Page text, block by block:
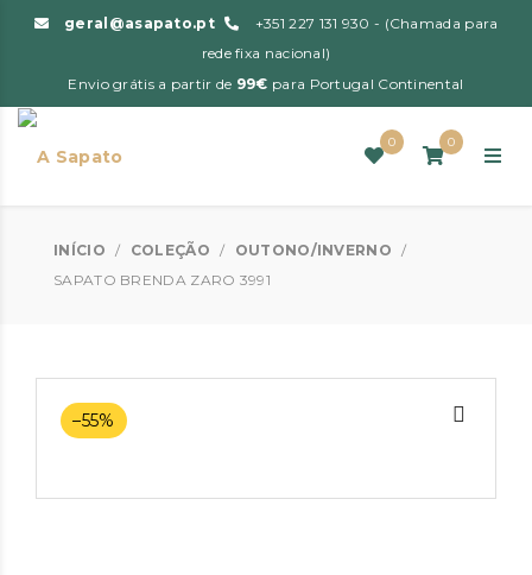
geral@asapato.pt
+351 227 131 930 - (Chamada para
rede fixa nacional)
Envio grátis a partir de 99€ para Portugal Continental
0 0
INÍCIO / COLEÇÃO / OUTONO/INVERNO
/
SAPATO BRENDA ZARO 3991
–55%